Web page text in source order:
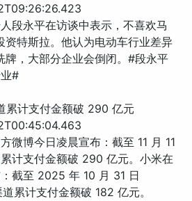
段永平在访谈中表示，不喜欢马
资特斯拉。他认为电动车行业差异
牌，大部分企业会倒闭。#段永平
#
累计支付金额破 290 亿元
微博今日凌晨宣布：截至 11 月 11
计支付金额破 290 亿元。小米在
截至 2025 年 10 月 31 日
累计支付金额破 182 亿元。